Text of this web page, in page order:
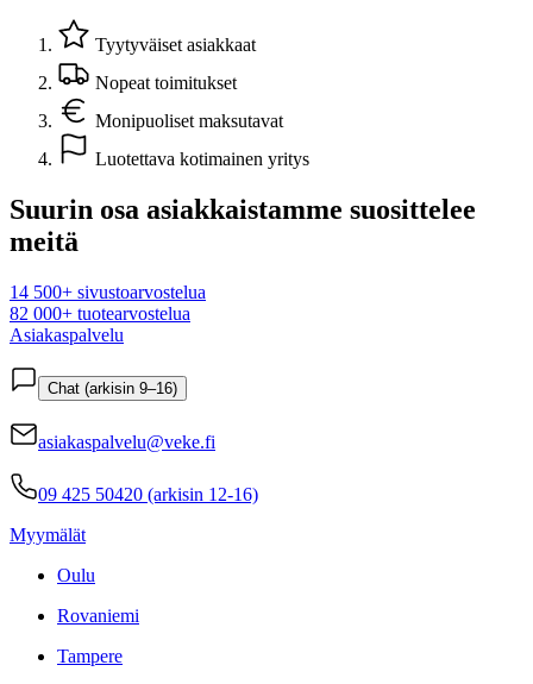
Tyytyväiset asiakkaat
Nopeat toimitukset
Monipuoliset maksutavat
Luotettava kotimainen yritys
Suurin osa asiakkaistamme suosittelee
meitä
14 500+ sivustoarvostelua
82 000+ tuotearvostelua
Asiakaspalvelu
Chat (arkisin 9–16)
asiakaspalvelu@veke.fi
09 425 50420 (arkisin 12-16)
Myymälät
Oulu
Rovaniemi
Tampere